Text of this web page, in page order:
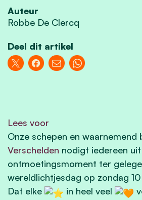
Auteur
Robbe De Clercq
Deel dit artikel
Lees voor
Onze schepen en waarnemend
Verschelden nodigt iedereen
ontmoetingsmoment ter
wereldlichtjesdag op zondag
Dat elke
in heel veel